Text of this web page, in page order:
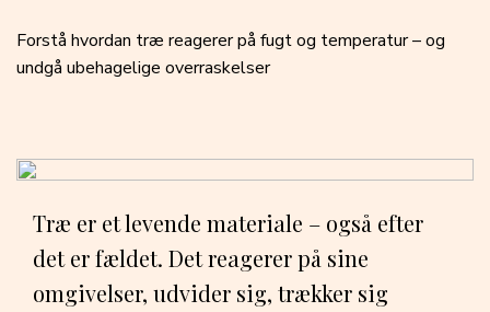
Forstå hvordan træ reagerer på fugt og temperatur – og
undgå ubehagelige overraskelser
Træ er et levende materiale – også efter
det er fældet. Det reagerer på sine
omgivelser, udvider sig, trækker sig